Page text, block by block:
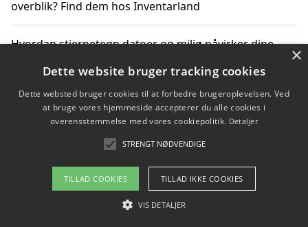
overblik? Find dem hos Inventarland
Hvordan stjernetegn datoer og miljø påvirker dine
Bæredygtige gadgets til en grønnere hverdag
Om / kontakt
Blog Betingelser
×
Dette website bruger tracking cookies
Dette websted bruger cookies til at forbedre brugeroplevelsen. Ved
at bruge vores hjemmeside accepterer du alle cookies i
overensstemmelse med vores cookiepolitik. Detaljer
STRENGT NØDVENDIGE
TILLAD COOKIES TILLAD IKKE COOKIES
VIS DETALJER